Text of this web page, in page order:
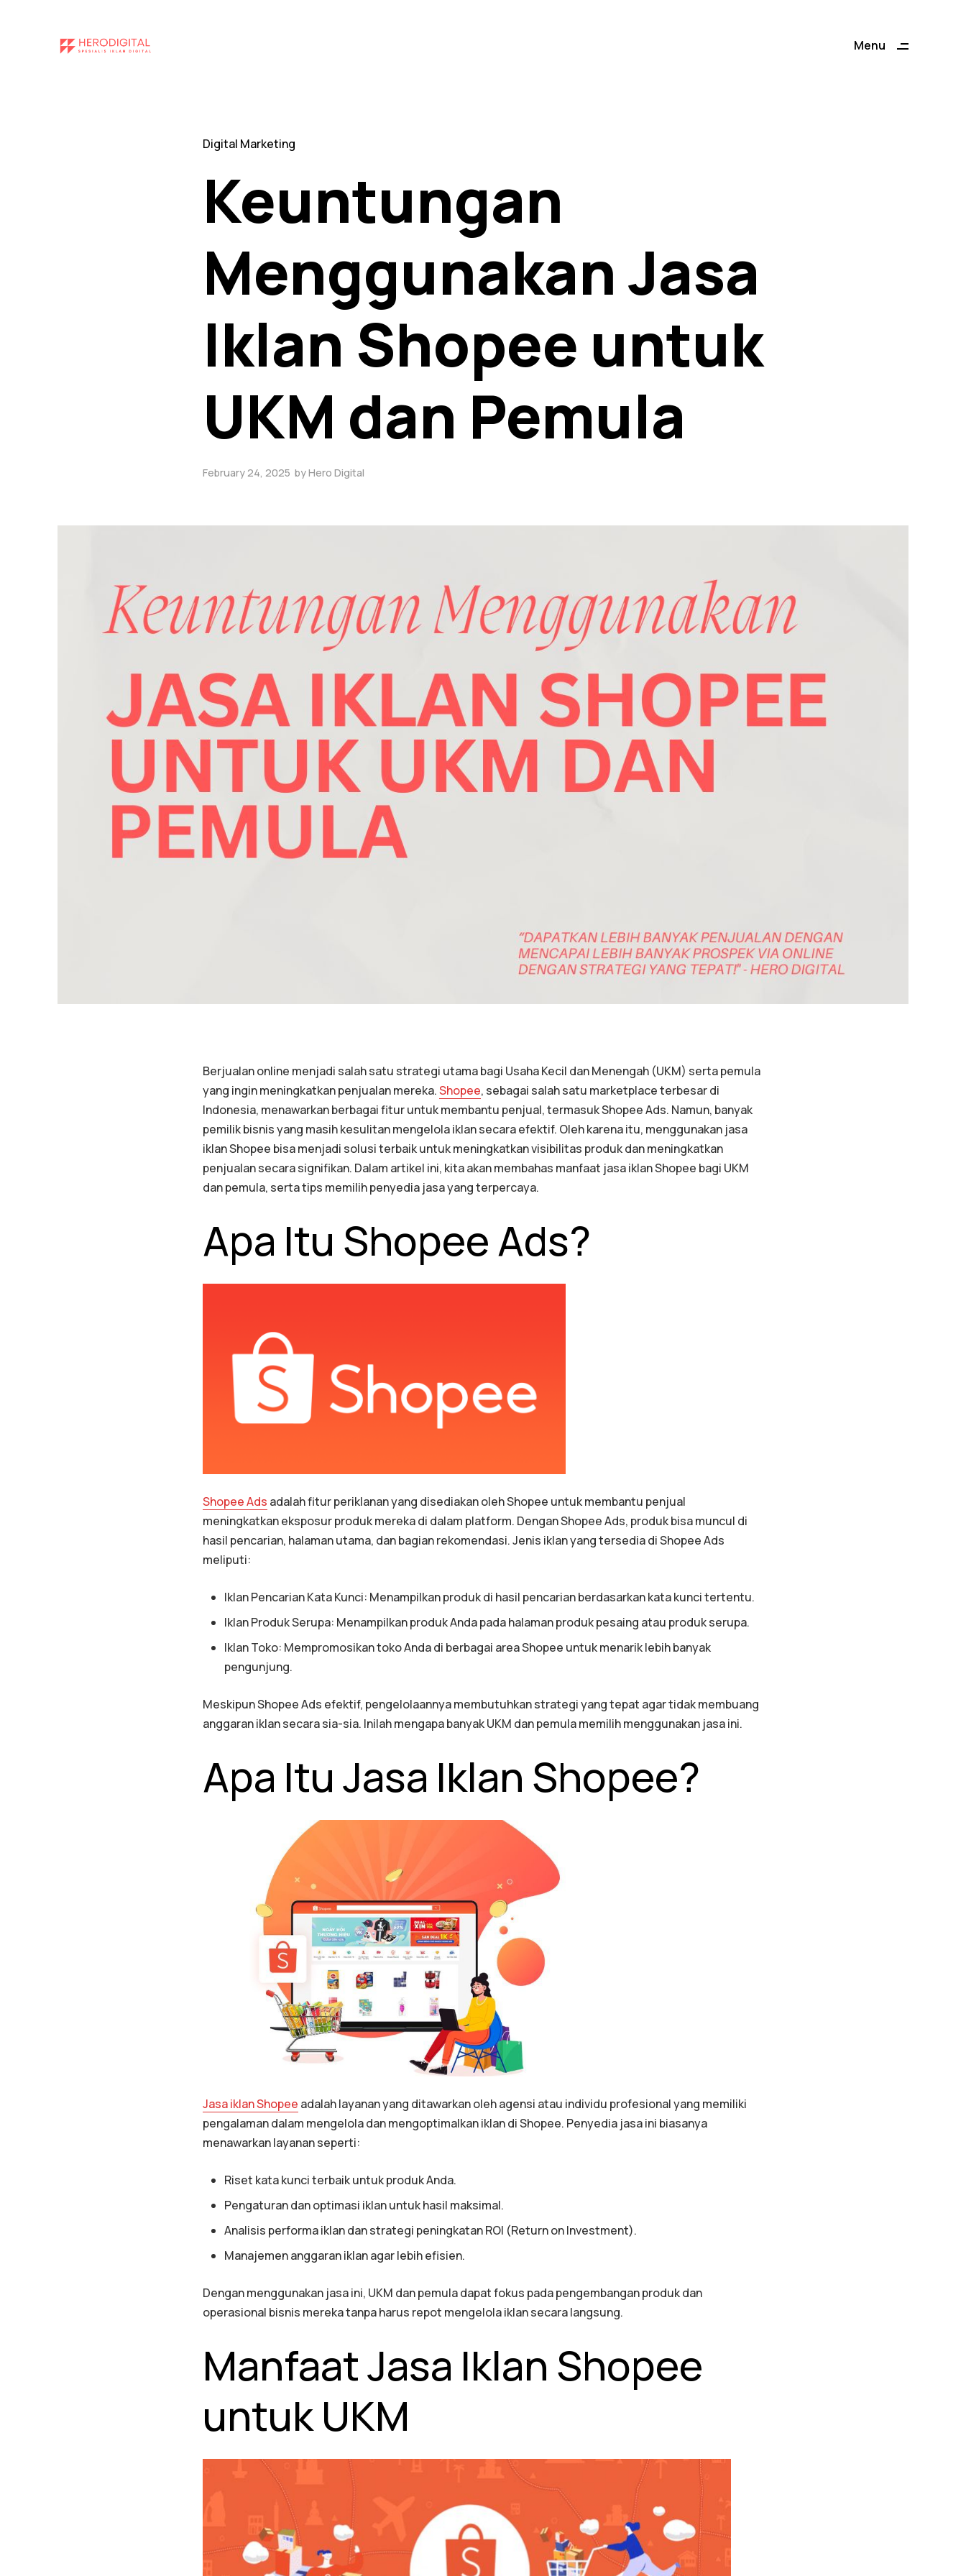
Menu
Digital Marketing
Keuntungan
Menggunakan Jasa
Iklan Shopee untuk
UKM dan Pemula
February 24, 2025 byHero Digital
Berjualan online menjadi salah satu strategi utama bagi Usaha Kecil dan Menengah (UKM) serta pemula
yang ingin meningkatkan penjualan mereka.Shopee, sebagai salah satu marketplace terbesar di
Indonesia, menawarkan berbagai fitur untuk membantu penjual, termasuk Shopee Ads. Namun, banyak
pemilik bisnis yang masih kesulitan mengelola iklan secara efektif. Oleh karena itu, menggunakan jasa
iklan Shopee bisa menjadi solusi terbaik untuk meningkatkan visibilitas produk dan meningkatkan
penjualan secara signifikan. Dalam artikel ini, kita akan membahas manfaat jasa iklan Shopee bagi UKM
dan pemula, serta tips memilih penyedia jasa yang terpercaya.
Apa Itu Shopee Ads?
Shopee Ads adalah fitur periklanan yang disediakan oleh Shopee untuk membantu penjual
meningkatkan eksposur produk mereka di dalam platform. Dengan Shopee Ads, produk bisa muncul di
hasil pencarian, halaman utama, dan bagian rekomendasi. Jenis iklan yang tersedia di Shopee Ads
meliputi:
Iklan Pencarian Kata Kunci: Menampilkan produk di hasil pencarian berdasarkan kata kunci tertentu.
Iklan Produk Serupa: Menampilkan produk Anda pada halaman produk pesaing atau produk serupa.
Iklan Toko: Mempromosikan toko Anda di berbagai area Shopee untuk menarik lebih banyak
pengunjung.
Meskipun Shopee Ads efektif, pengelolaannya membutuhkan strategi yang tepat agar tidak membuang
anggaran iklan secara sia-sia. Inilah mengapa banyak UKM dan pemula memilih menggunakan jasa ini.
Apa Itu Jasa Iklan Shopee?
Jasa iklan Shopee adalah layanan yang ditawarkan oleh agensi atau individu profesional yang memiliki
pengalaman dalam mengelola dan mengoptimalkan iklan di Shopee. Penyedia jasa ini biasanya
menawarkan layanan seperti:
Riset kata kunci terbaik untuk produk Anda.
Pengaturan dan optimasi iklan untuk hasil maksimal.
Analisis performa iklan dan strategi peningkatan ROI (Return on Investment).
Manajemen anggaran iklan agar lebih efisien.
Dengan menggunakan jasa ini, UKM dan pemula dapat fokus pada pengembangan produk dan
operasional bisnis mereka tanpa harus repot mengelola iklan secara langsung.
Manfaat Jasa Iklan Shopee
untuk UKM